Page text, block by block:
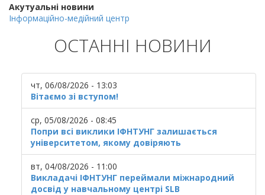
Акутуальні новини
Інформаційно-медійний центр
ОСТАННІ НОВИНИ
чт, 06/08/2026 - 13:03
Вітаємо зі вступом!
ср, 05/08/2026 - 08:45
Попри всі виклики ІФНТУНГ залишається
університетом, якому довіряють
вт, 04/08/2026 - 11:00
Викладачі ІФНТУНГ переймали міжнародний
досвід у навчальному центрі SLB